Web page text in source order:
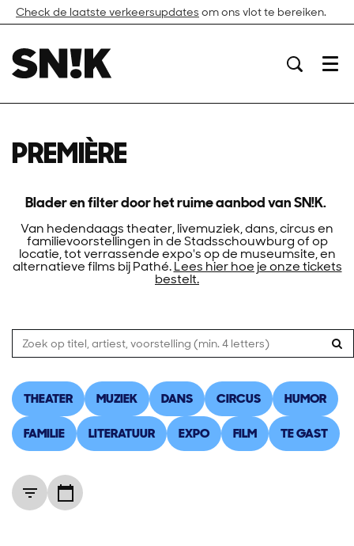
Check de laatste verkeersupdates om ons vlot te bereiken.
Menu
PREMIÈRE
Blader en filter door het ruime aanbod van SN!K.
Van hedendaags theater, livemuziek, dans, circus en
familievoorstellingen in de Stadsschouwburg of op
locatie, tot verrassende expo's op de museumsite, en
alternatieve films bij Pathé.Lees hier hoe je onze tickets
bestelt.
THEATER MUZIEK DANS CIRCUS HUMOR
FAMILIE LITERATUUR EXPO FILM TE GAST